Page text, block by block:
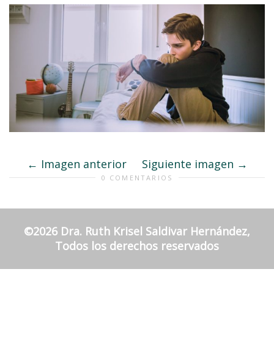
Imagen anterior Siguiente imagen
0 COMENTARIOS
©2026 Dra. Ruth Krisel Saldivar Hernández,
Todos los derechos reservados